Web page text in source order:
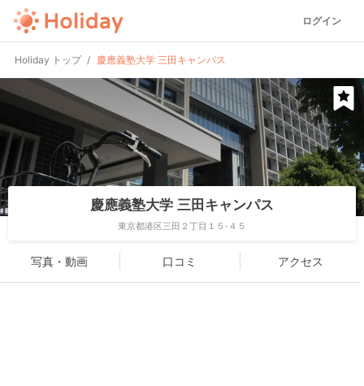
ログイン
Holiday トップ 慶應義塾大学 三田キャンパス
慶應義塾大学 三田キャンパス
東京都港区三田２丁目１５-４５
写真・動画 口コミ アクセス